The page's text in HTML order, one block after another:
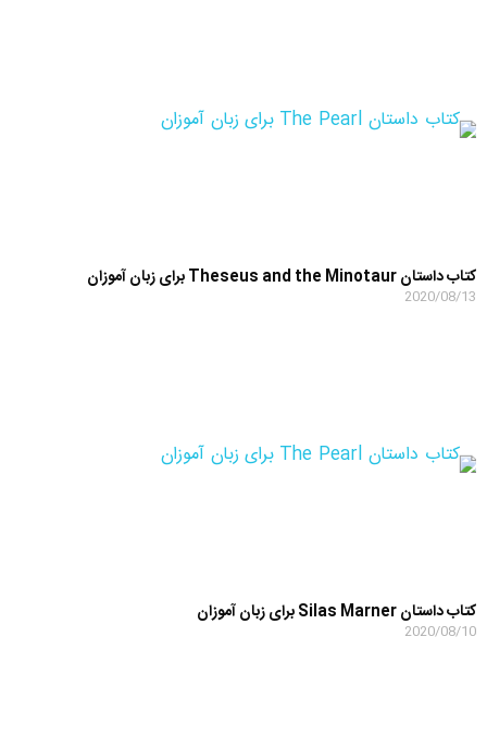
کتاب داستان Theseus and the Minotaur برای زبان آموزان
2020/08/13
کتاب داستان Silas Marner برای زبان آموزان
2020/08/10